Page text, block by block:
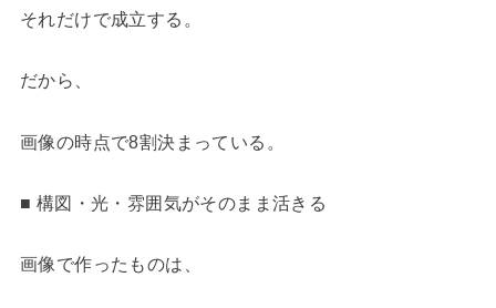
それだけで成立する。
だから、
画像の時点で8割決まっている。
■ 構図・光・雰囲気がそのまま活きる
画像で作ったものは、